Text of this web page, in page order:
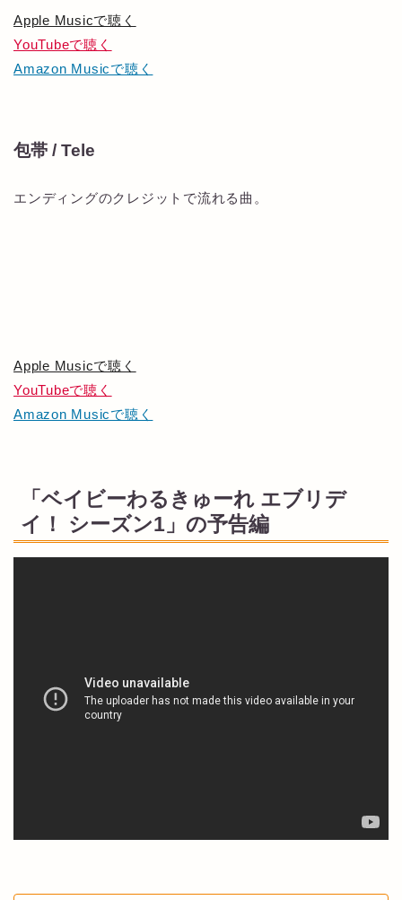
Apple Musicで聴く
YouTubeで聴く
Amazon Musicで聴く
包帯 / Tele
エンディングのクレジットで流れる曲。
Apple Musicで聴く
YouTubeで聴く
Amazon Musicで聴く
「ベイビーわるきゅーれ エブリデ
イ！ シーズン1」の予告編